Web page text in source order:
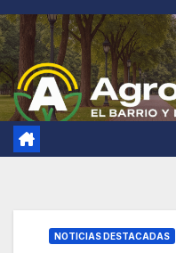
Saltar
al
contenido
NOTICIAS DESTACADAS